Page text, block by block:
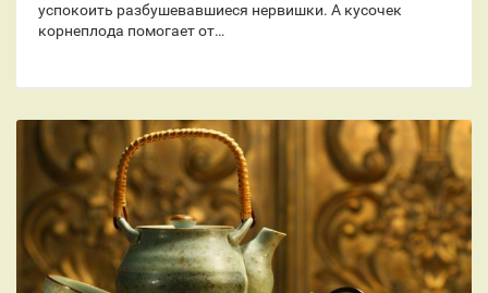
успокоить разбушевавшиеся нервишки. А кусочек
корнеплода помогает от…